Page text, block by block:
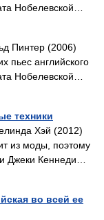
Нобелевской…
Пинтер (2006)
пьес английского
Нобелевской…
техники
Хэй (2012)
из моды, поэтому
Джеки Кеннеди…
во всей ее